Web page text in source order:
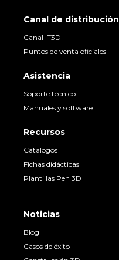
Canal de distribución
Canal IT3D
Puntos de venta oficiales
Asistencia
Soporte técnico
Manuales y software
Recursos
Catálogos
Fichas didácticas
Plantillas Pen 3D
Noticias
Blog
Casos de éxito